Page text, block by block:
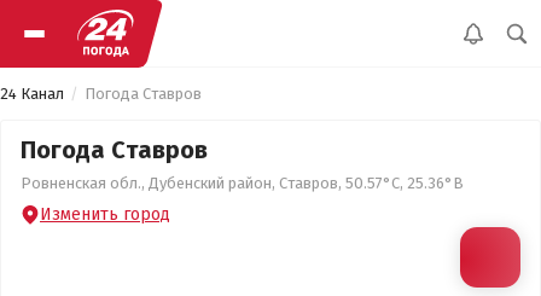
24 Канал Погода Ставров
Погода Ставров
Ровненская обл., Дубенский район, Ставров, 50.57°С, 25.36°В
Изменить город